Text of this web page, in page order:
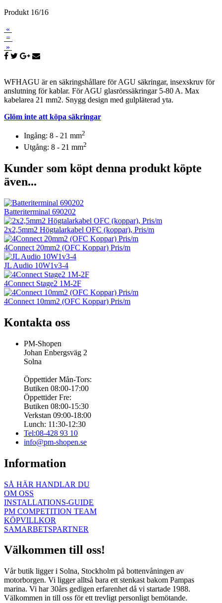
Produkt 16/16
«
=
»
WFHAGU är en säkringshållare för AGU säkringar, insexskruv för
anslutning för kablar. För AGU glasrörssäkringar 5-80 A. Max
kabelarea 21 mm2. Snygg design med gulpläterad yta.
Glöm inte att köpa säkringar
Ingång: 8 - 21 mm2
Utgång: 8 - 21 mm2
Kunder som köpt denna produkt köpte
även...
Batteriterminal 690202
2x2,5mm2 Högtalarkabel OFC (koppar), Pris/m
4Connect 20mm2 (OFC Koppar) Pris/m
JL Audio 10W1v3-4
4Connect Stage2 1M-2F
4Connect 10mm2 (OFC Koppar) Pris/m
Kontakta oss
PM-Shopen
Johan Enbergsväg 2
Solna
Öppettider Mån-Tors:
Butiken 08:00-17:00
Öppettider Fre:
Butiken 08:00-15:30
Verkstan 09:00-18:00
Lunch: 11:30-12:30
Tel:08-428 93 10
info@pm-shopen.se
Information
SÅ HÄR HANDLAR DU
OM OSS
INSTALLATIONS-GUIDE
PM COMPETITION TEAM
KÖPVILLKOR
SAMARBETSPARTNER
Välkommen till oss!
Vår butik ligger i Solna, Stockholm på bottenvåningen av
motorborgen. Vi ligger alltså bara ett stenkast bakom Pampas
marina. Vi har 30års gedigen erfarenhet då vi startade 1988.
Välkommen in till oss för ett trevligt personligt bemötande.